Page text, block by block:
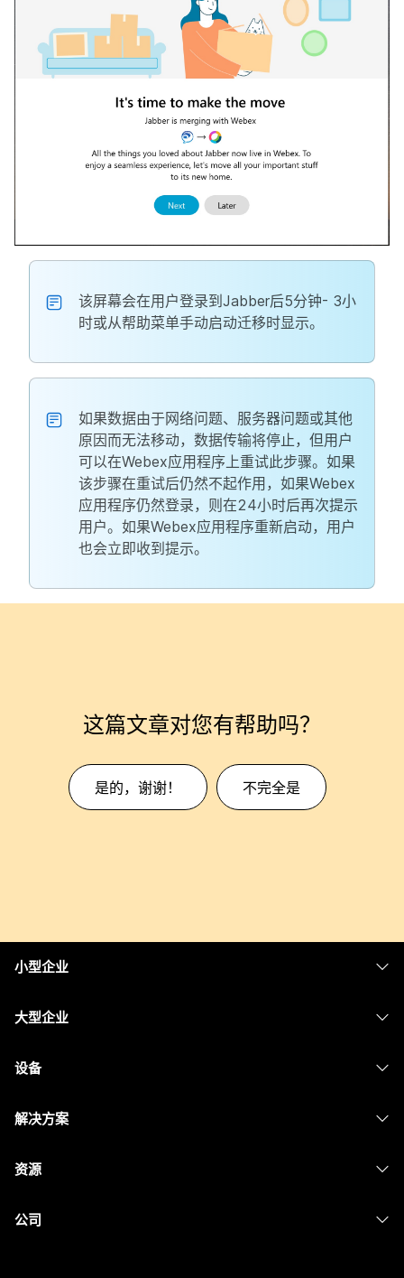
该屏幕会在用户登录到Jabber后5分钟- 3小
时或从帮助菜单手动启动迁移时显示。
如果数据由于网络问题、服务器问题或其他
原因而无法移动，数据传输将停止，但用户
可以在Webex应用程序上重试此步骤。如果
该步骤在重试后仍然不起作用，如果Webex
应用程序仍然登录，则在24小时后再次提示
用户。如果Webex应用程序重新启动，用户
也会立即收到提示。
这篇文章对您有帮助吗？
是的，谢谢！ 不完全是
小型企业
大型企业
设备
解决方案
资源
公司